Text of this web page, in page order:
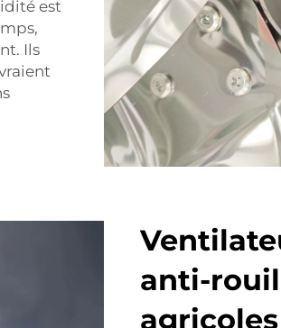
est
Ils
anti-
agricoles